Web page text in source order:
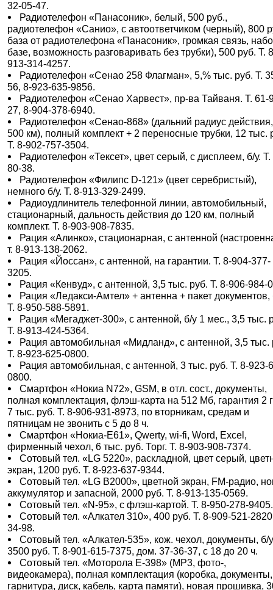
32-05-47.
Радиотелефон «Панасоник», белый, 500 руб.,
радиотелефон «Санио», с автоответчиком (черный), 800
база от радиотелефона «Панасоник», громкая связь,
базе, возможность разговаривать без трубки), 500 руб. Т.
913-314-4257.
Радиотелефон «Сенао 258 Флагман», 5,% тыс. руб. Т.
56, 8-923-635-9856.
Радиотелефон «Сенао Харвест», пр-ва Тайваня. Т. 61-
27, 8-904-378-6940.
Радиотелефон «Сенао-868» (дальний радиус
500 км), полный комплект + 2 переносные трубки, 12 тыс.
Т. 8-902-757-3504.
Радиотелефон «Тексет», цвет серый, с дисплеем, б/у. Т.
80-38.
Радиотелефон «Филипс D-121» (цвет серебристый),
немного б/у. Т. 8-913-329-2499.
Радиоудлинитель телефонной линии, автомобильный,
стационарный, дальность действия до 120 км, полный
комплект. Т. 8-903-908-7835.
Рация «Алинко», стационарная, с антенной
т. 8-913-138-2062.
Рация «Йоссан», с антенной, на гарантии. Т. 8-904-377-
3205.
Рация «Кенвуд», с антенной, 3,5 тыс. руб. Т. 8-906-984-
Рация «Ледакси-Амтел» + антенна + пакет документов,
Т. 8-950-588-5891.
Рация «Мегаджет-300», с антенной, б/у 1 мес., 3,5 тыс.
Т. 8-913-424-5364.
Рация автомобильная «Мидланд», с антенной, 3,5 тыс.
Т. 8-923-625-0800.
Рация автомобильная, с антенной, 3 тыс. руб. Т. 8-923-
0800.
Смартфон «Нокиа N72», GSM, в отл. сост., документы,
полная комплектация, флэш-карта на 512 Мб, гарантия 2
7 тыс. руб. Т. 8-906-931-8973, по вторникам, средам и
пятницам не звонить с 5 до 8 ч.
Смартфон «Нокиа-Е61», Qwerty, wi-fi, Word, Excel,
фирменный чехол, 6 тыс. руб. Торг. Т. 8-903-908-7374.
Сотовый тел. «LG 5220», раскладной, цвет серый,
экран, 1200 руб. Т. 8-923-637-9344.
Сотовый тел. «LG B2000», цветной экран, FM-радио,
аккумулятор и запасной, 2000 руб. Т. 8-913-135-0569.
Сотовый тел. «N-95», с флэш-картой. Т. 8-950-278-9405.
Сотовый тел. «Алкател 310», 400 руб. Т. 8-909-521-
34-98.
Сотовый тел. «Алкател-535», кож. чехол, документы, б/
3500 руб. Т. 8-901-615-7375, дом. 37-36-37, с 18 до 20 ч.
Сотовый тел. «Моторола Е-398» (МР3, фото-,
видеокамера), полная комплектация (коробка, документы,
гарнитура, диск, кабель, карта памяти), новая прошивка,